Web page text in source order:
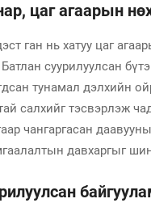
цаг агаарын
ган нь хатуу цаг
суурилуулсан
тунамал дэлхийн
салхийг тэсвэрлэж
чангаргасан
давхаргыг